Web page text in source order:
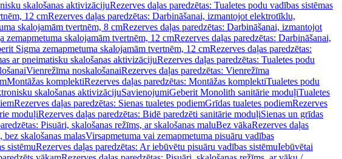
skalošanas aktivizācijuRezerves daļas paredzētas: Tualetes podu vadības sistēmas
12 cmRezerves daļas paredzētas: Darbināšanai, izmantojot elektrotīklu,
skalojamām tvertnēm, 8 cmRezerves daļas paredzētas: Darbināšanai, izmantojot
skalojamām tvertnēm, 12 cmRezerves daļas paredzētas: Darbināšanai,
Sigma zemapmetuma skalojamām tvertnēm, 12 cmRezerves daļas paredzētas:
ar pneimatisku skalošanas aktivizācijuRezerves daļas paredzētas: Tualetes podu
Vienrežīma noskalošanaiRezerves daļas paredzētas: Vienrežīma
Montāžas komplektiRezerves daļas paredzētas: Montāžas komplektiTualetes podu
skalošanas aktivizācijuSavienojumiGeberit Monolith sanitārie moduļiTualetes
Rezerves daļas paredzētas: Sienas tualetes podiemGrīdas tualetes podiemRezerves
moduļiRezerves daļas paredzētas: Bidē paredzēti sanitārie moduļiSienas un grīdas
Pisuāri, skalošanas režīms, ar skalošanas maluBez vākaRezerves daļas
bez skalošanas malasVirsapmetuma vai zemapmetuma pisuāru vadības
sistēmuRezerves daļas paredzētas: Ar iebūvētu pisuāru vadības sistēmuIebūvētai